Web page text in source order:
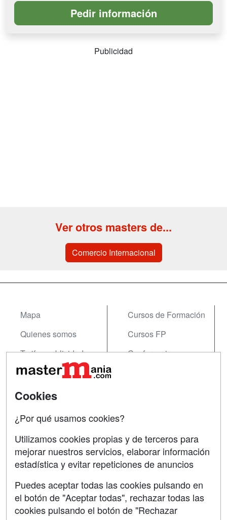
Publicidad
Ver otros masters de...
Comercio Internacional
Mapa
Quienes somos
Tarifas publicidad
Acceso Usuarios
Acceso Centros
Cursos de Formación
Cursos FP
Conferencias
Contactar
Confidencialidad
Aviso legal
Copyleft
Cookies
¿Por qué usamos cookies?
Utilizamos cookies propias y de terceros para
mejorar nuestros servicios, elaborar información
estadística y evitar repeticiones de anuncios
Puedes aceptar todas las cookies pulsando en
el botón de "Aceptar todas", rechazar todas las
cookies pulsando el botón de "Rechazar